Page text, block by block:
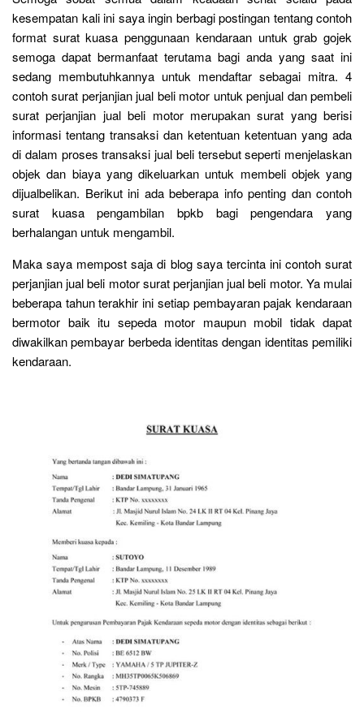
kesempatan kali ini saya ingin berbagi postingan tentang contoh
format surat kuasa penggunaan kendaraan untuk grab gojek
semoga dapat bermanfaat terutama bagi anda yang saat ini
sedang membutuhkannya untuk mendaftar sebagai mitra. 4
contoh surat perjanjian jual beli motor untuk penjual dan pembeli
surat perjanjian jual beli motor merupakan surat yang berisi
informasi tentang transaksi dan ketentuan ketentuan yang ada
di dalam proses transaksi jual beli tersebut seperti menjelaskan
objek dan biaya yang dikeluarkan untuk membeli objek yang
dijualbelikan. Berikut ini ada beberapa info penting dan contoh
surat kuasa pengambilan bpkb bagi pengendara yang
berhalangan untuk mengambil.
Maka saya mempost saja di blog saya tercinta ini contoh surat
perjanjian jual beli motor surat perjanjian jual beli motor. Ya mulai
beberapa tahun terakhir ini setiap pembayaran pajak kendaraan
bermotor baik itu sepeda motor maupun mobil tidak dapat
diwakilkan pembayar berbeda identitas dengan identitas pemiliki
kendaraan.